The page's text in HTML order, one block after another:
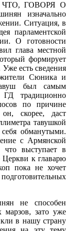
ГОВОРЯ О
изначально
Ситуация, в
парламентской
О готовности
глава местной
формирует
есть сведения
Сюника и
был самым
ГД традиционно
по причине
скорее, даст
тавушкой
обманутыми.
с Армянской
что выступает в
Церкви к главарю
пока не хочет
не способен
марзов, зато уже
в нашу страну